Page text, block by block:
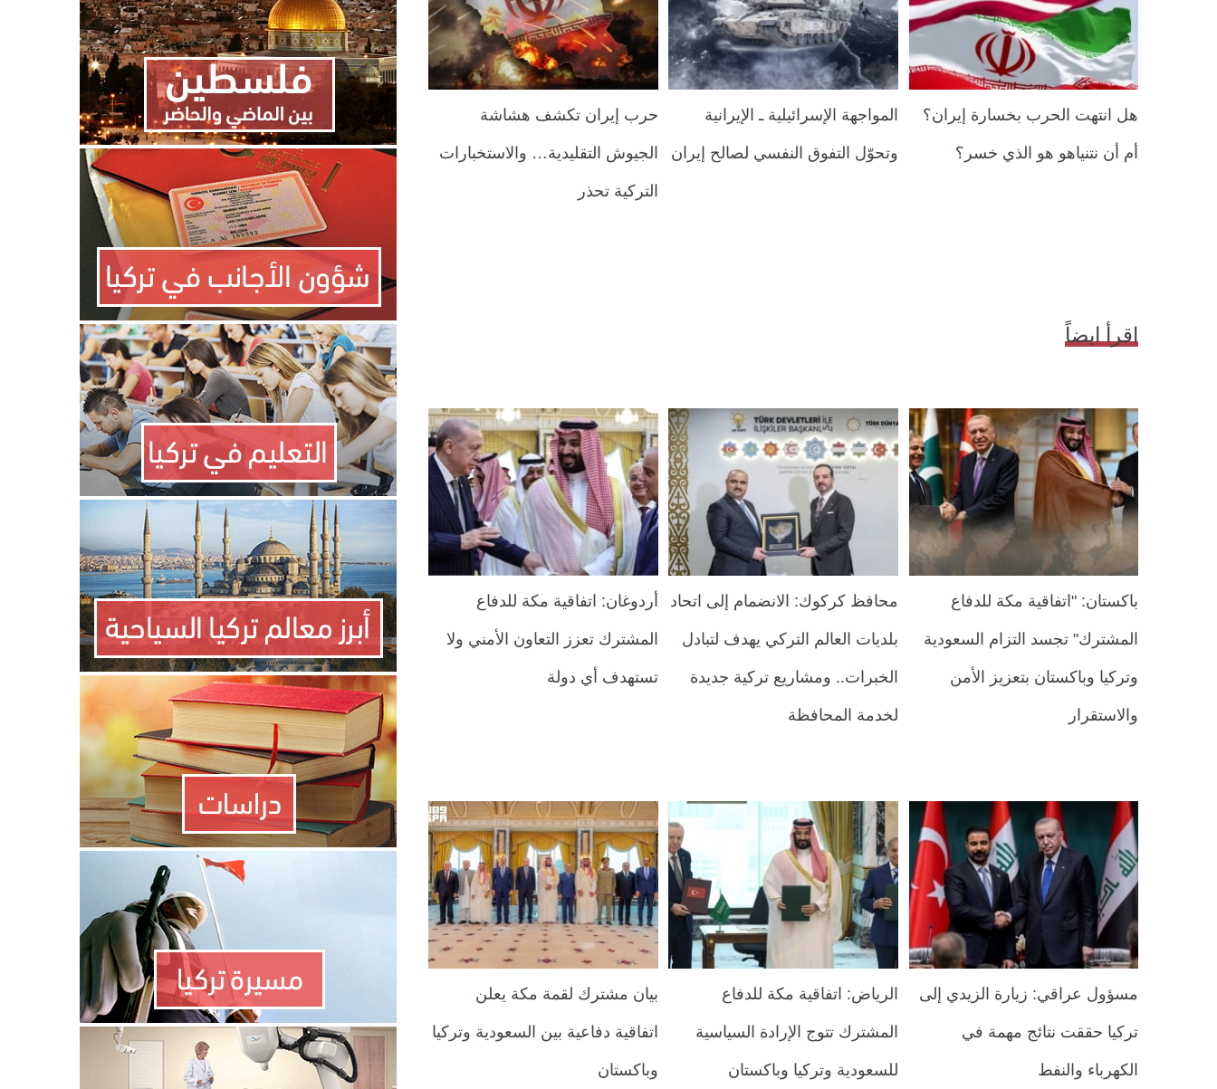
هل انتهت الحرب بخسارة إيران؟
أم أن نتنياهو هو الذي خسر؟
المواجهة الإسرائيلية ـ الإيرانية
وتحوّل التفوق النفسي لصالح إيران
حرب إيران تكشف هشاشة
الجيوش التقليدية… والاستخبارات
التركية تحذر
اقرأ ايضاً
باكستان: "اتفاقية مكة للدفاع
المشترك" تجسد التزام السعودية
وتركيا وباكستان بتعزيز الأمن
والاستقرار
محافظ كركوك: الانضمام إلى اتحاد
بلديات العالم التركي يهدف لتبادل
الخبرات.. ومشاريع تركية جديدة
لخدمة المحافظة
أردوغان: اتفاقية مكة للدفاع
المشترك تعزز التعاون الأمني ولا
تستهدف أي دولة
مسؤول عراقي: زيارة الزيدي إلى
تركيا حققت نتائج مهمة في
الكهرباء والنفط
الرياض: اتفاقية مكة للدفاع
المشترك تتوج الإرادة السياسية
للسعودية وتركيا وباكستان
بيان مشترك لقمة مكة يعلن
اتفاقية دفاعية بين السعودية وتركيا
وباكستان